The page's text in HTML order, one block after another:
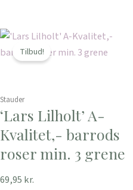
Stauder
‘Lars Lilholt’ A-
Kvalitet,- barrods
roser min. 3 grene
Den
oprindelige
94,95 kr..
69,95 kr.
Den
aktuelle
69,95 kr..
Tilbud!